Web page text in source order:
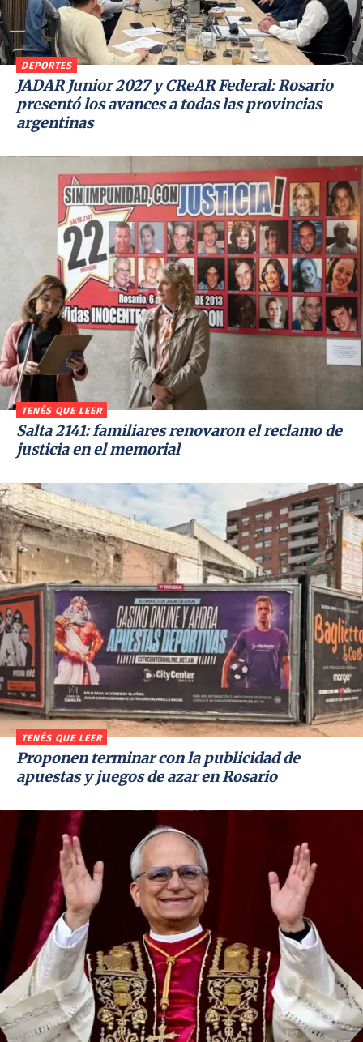
DEPORTES
JADAR Junior 2027 y CReAR Federal: Rosario
presentó los avances a todas las provincias
argentinas
TENÉS QUE LEER
Salta 2141: familiares renovaron el reclamo de
justicia en el memorial
TENÉS QUE LEER
Proponen terminar con la publicidad de
apuestas y juegos de azar en Rosario